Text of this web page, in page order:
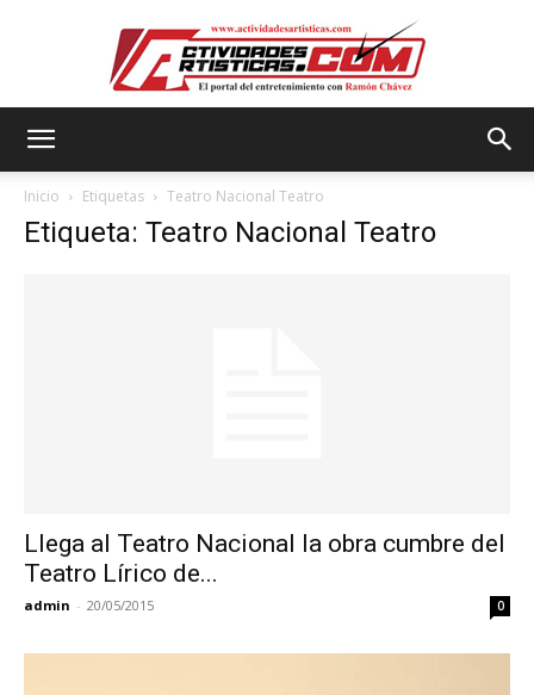
Inicio Etiquetas Teatro Nacional Teatro
Etiqueta: Teatro Nacional Teatro
Llega al Teatro Nacional la obra cumbre del
Teatro Lírico de...
admin - 20/05/2015 0